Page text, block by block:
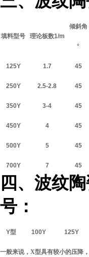
填料型号 理论板数1/m
倾斜角
°
125Y 1.7 45
250Y 2.5-2.8 45
350Y 3-4 45
450Y 4 45
500Y 5 45
700Y 7 45
四、波纹
号：
Y型 100Y 125Y
一般来说， X型具有较小的压降